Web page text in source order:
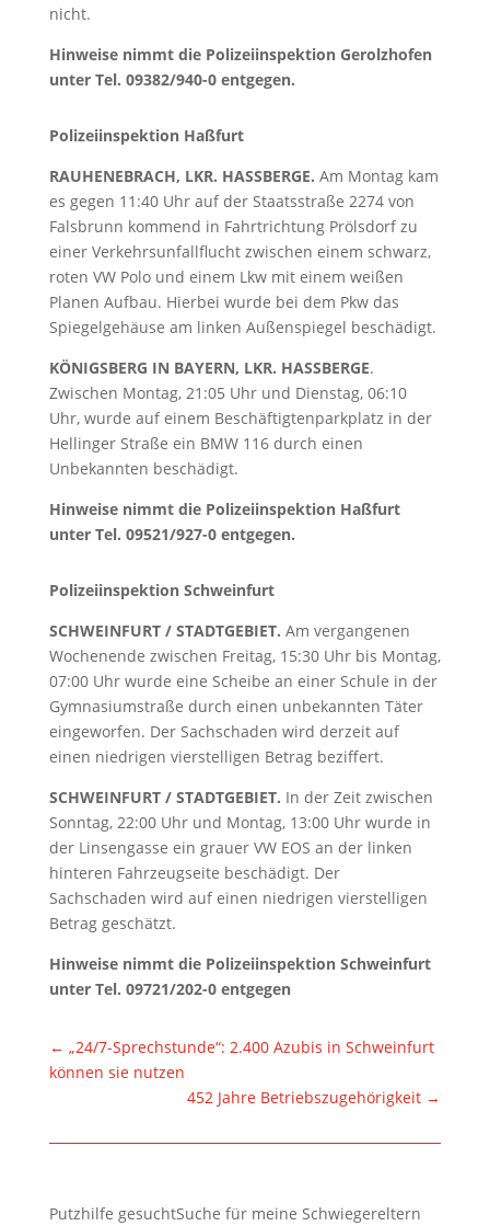
nicht.
Hinweise nimmt die Polizeiinspektion Gerolzhofen
unter Tel. 09382/940-0 entgegen.
Polizeiinspektion Haßfurt
RAUHENEBRACH, LKR. HASSBERGE. Am Montag kam
es gegen 11:40 Uhr auf der Staatsstraße 2274 von
Falsbrunn kommend in Fahrtrichtung Prölsdorf zu
einer Verkehrsunfallflucht zwischen einem schwarz,
roten VW Polo und einem Lkw mit einem weißen
Planen Aufbau. Hierbei wurde bei dem Pkw das
Spiegelgehäuse am linken Außenspiegel beschädigt.
KÖNIGSBERG IN BAYERN, LKR. HASSBERGE.
Zwischen Montag, 21:05 Uhr und Dienstag, 06:10
Uhr, wurde auf einem Beschäftigtenparkplatz in der
Hellinger Straße ein BMW 116 durch einen
Unbekannten beschädigt.
Hinweise nimmt die Polizeiinspektion Haßfurt
unter Tel. 09521/927-0 entgegen.
Polizeiinspektion Schweinfurt
SCHWEINFURT / STADTGEBIET. Am vergangenen
Wochenende zwischen Freitag, 15:30 Uhr bis Montag,
07:00 Uhr wurde eine Scheibe an einer Schule in der
Gymnasiumstraße durch einen unbekannten Täter
eingeworfen. Der Sachschaden wird derzeit auf
einen niedrigen vierstelligen Betrag beziffert.
SCHWEINFURT / STADTGEBIET. In der Zeit zwischen
Sonntag, 22:00 Uhr und Montag, 13:00 Uhr wurde in
der Linsengasse ein grauer VW EOS an der linken
hinteren Fahrzeugseite beschädigt. Der
Sachschaden wird auf einen niedrigen vierstelligen
Betrag geschätzt.
Hinweise nimmt die Polizeiinspektion Schweinfurt
unter Tel. 09721/202-0 entgegen
← „24/7-Sprechstunde“: 2.400 Azubis in Schweinfurt
können sie nutzen
452 Jahre Betriebszugehörigkeit →
Putzhilfe gesuchtSuche für meine Schwiegereltern